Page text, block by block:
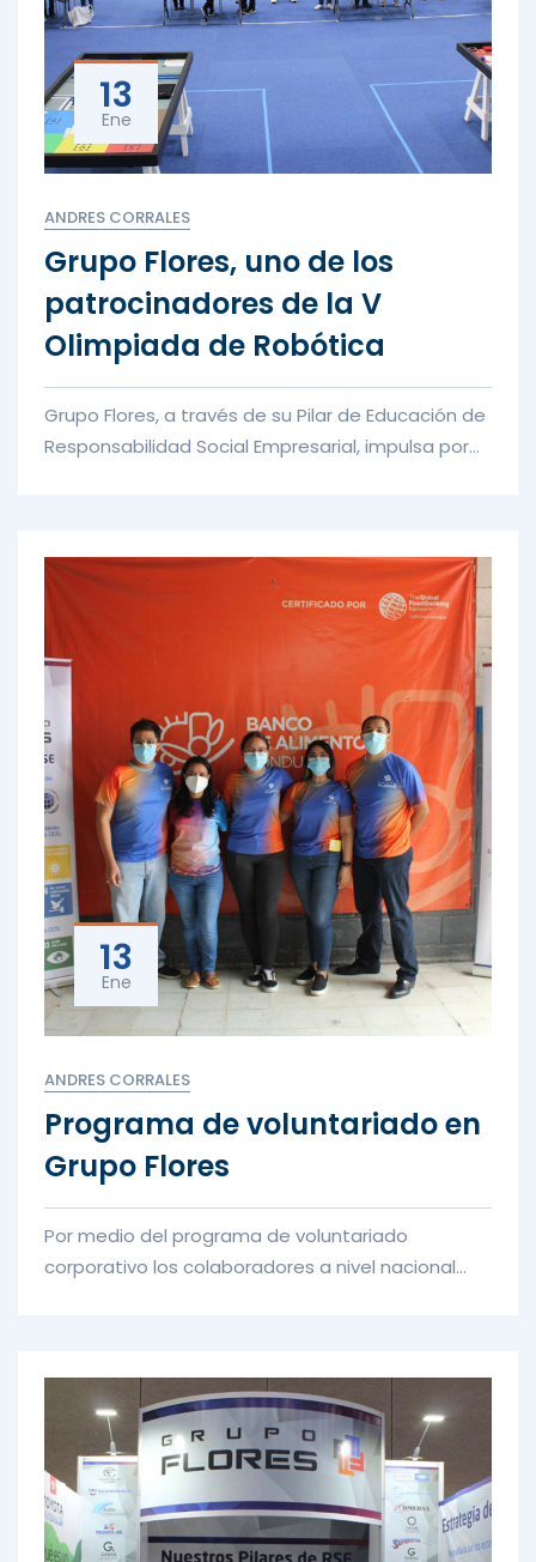
13
Ene
ANDRES CORRALES
Grupo Flores, uno de los
patrocinadores de la V
Olimpiada de Robótica
Grupo Flores, a través de su Pilar de Educación de
Responsabilidad Social Empresarial, impulsa por
13
Ene
ANDRES CORRALES
Programa de voluntariado en
Grupo Flores
Por medio del programa de voluntariado
corporativo los colaboradores a nivel nacional